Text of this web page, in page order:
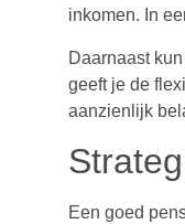
inkomen. In
Daarnaast
geeft je de
aanzienlijk
Een goed